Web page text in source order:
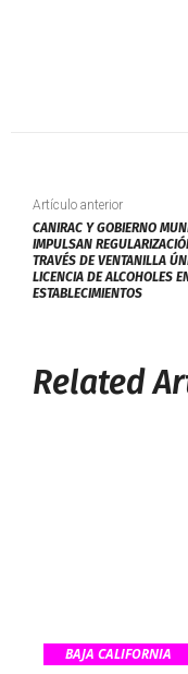
Artículo anterior
CANIRAC Y GOBIERNO
IMPULSAN
TRAVÉS DE VENTANILLA
LICENCIA DE ALCOHOLES
ESTABLECIMIENTOS
Related
BAJA CALIFORNIA